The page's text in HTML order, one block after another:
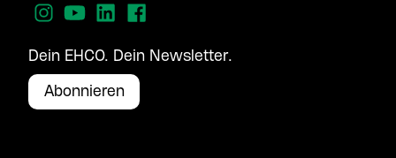
Dein EHCO. Dein Newsletter.
Abonnieren